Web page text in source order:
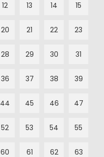
12 13 14 15
20 21 22 23
28 29 30 31
36 37 38 39
44 45 46 47
52 53 54 55
60 61 62 63